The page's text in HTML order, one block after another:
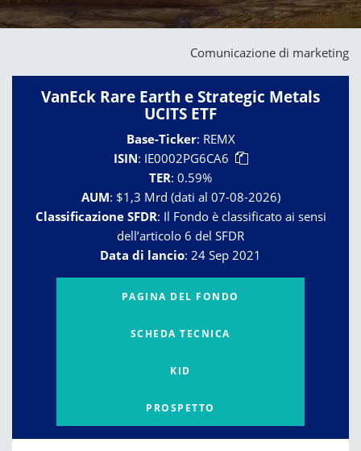
Comunicazione di marketing
VanEck Rare Earth e Strategic Metals
UCITS ETF
Base-Ticker: REMX
ISIN: IE0002PG6CA6
TER: 0.59%
AUM: $1,3 Mrd (dati al 07-08-2026)
Classificazione SFDR: Il Fondo è classificato ai sensi
dell’articolo 6 del SFDR
Data di lancio: 24 Sep 2021
PAGINA DEL FONDO
SCHEDA TECNICA
KID
PROSPETTO